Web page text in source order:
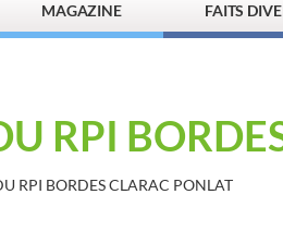
MAGAZINE FAITS
RPI
RPI BORDES CLARAC PONLAT